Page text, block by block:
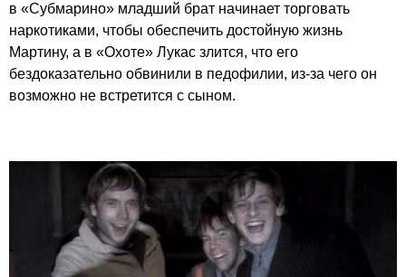
в «Субмарино» младший брат начинает торговать
наркотиками, чтобы обеспечить достойную жизнь
Мартину, а в «Охоте» Лукас злится, что его
бездоказательно обвинили в педофилии, из-за чего он
возможно не встретится с сыном.